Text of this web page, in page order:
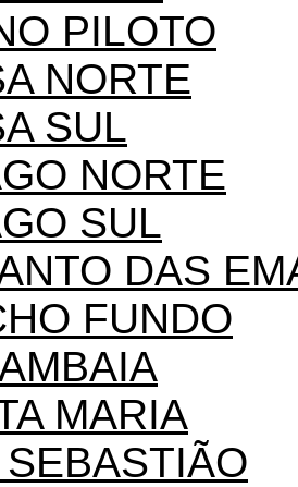
PILOTO
NORTE
SUL
NORTE
SUL
DAS
FUNDO
MARIA